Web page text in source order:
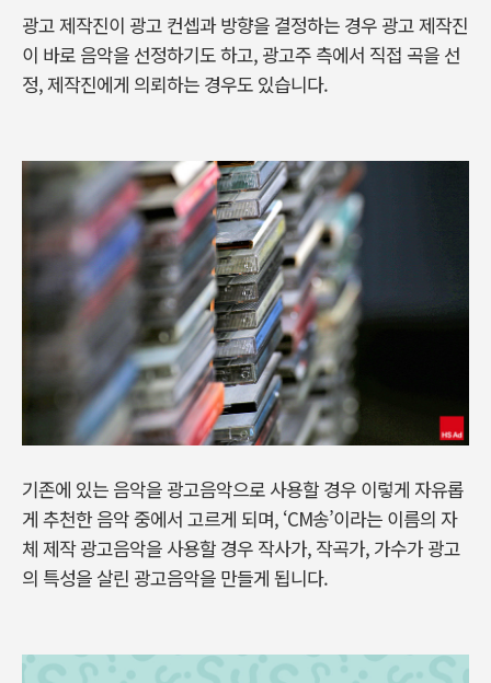
광고 제작진이 광고 컨셉과 방향을 결정하는 경우 광고 제작진
이 바로 음악을 선정하기도 하고, 광고주 측에서 직접 곡을 선
정, 제작진에게 의뢰하는 경우도 있습니다.
기존에 있는 음악을 광고음악으로 사용할 경우 이렇게 자유롭
게 추천한 음악 중에서 고르게 되며, ‘CM송’이라는 이름의 자
체 제작 광고음악을 사용할 경우 작사가, 작곡가, 가수가 광고
의 특성을 살린 광고음악을 만들게 됩니다.